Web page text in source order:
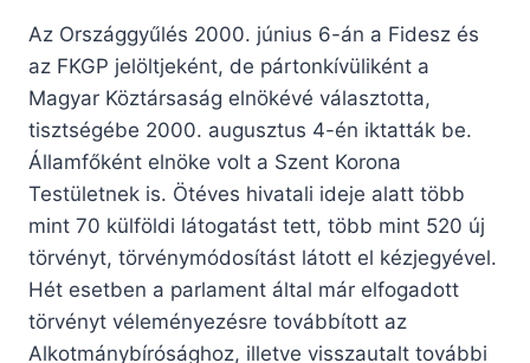
Az Országgyűlés 2000. június 6-án a Fidesz és
az FKGP jelöltjeként, de pártonkívüliként a
Magyar Köztársaság elnökévé választotta,
tisztségébe 2000. augusztus 4-én iktatták be.
Államfőként elnöke volt a Szent Korona
Testületnek is. Ötéves hivatali ideje alatt több
mint 70 külföldi látogatást tett, több mint 520 új
törvényt, törvénymódosítást látott el kézjegyével.
Hét esetben a parlament által már elfogadott
törvényt véleményezésre továbbított az
Alkotmánybírósághoz, illetve visszautalt további